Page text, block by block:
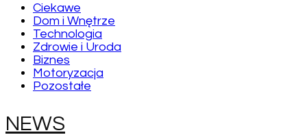
Ciekawe
Dom i Wnętrze
Technologia
Zdrowie i Uroda
Biznes
Motoryzacja
Pozostałe
NEWS